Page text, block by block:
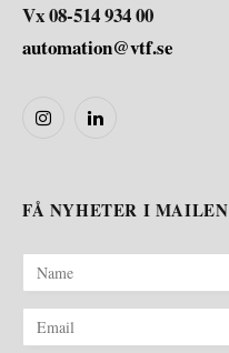
Vx 08-514 934 00
automation@vtf.se
InstagramLinkedIn
FÅ NYHETER I MAILEN